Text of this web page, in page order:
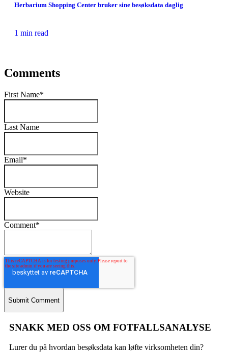
Herbarium Shopping Center bruker sine besøksdata daglig
1 min read
Comments
First Name*
Last Name
Email*
Website
Comment*
SNAKK MED OSS OM FOTFALLSANALYSE
Lurer du på hvordan besøksdata kan løfte virksomheten din?